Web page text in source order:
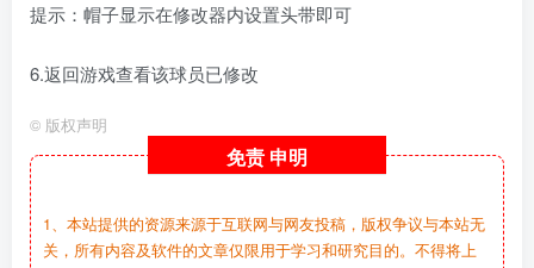
提示：帽子显示在修改器内设置头带即可
6.返回游戏查看该球员已修改
© 版权声明
免责 申明
1、本站提供的资源来源于互联网与网友投稿，版权争议与本站无
关，所有内容及软件的文章仅限用于学习和研究目的。不得将上